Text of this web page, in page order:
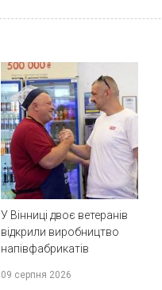
У Вінниці двоє ветеранів
відкрили виробництво
напівфабрикатів
09 серпня 2026